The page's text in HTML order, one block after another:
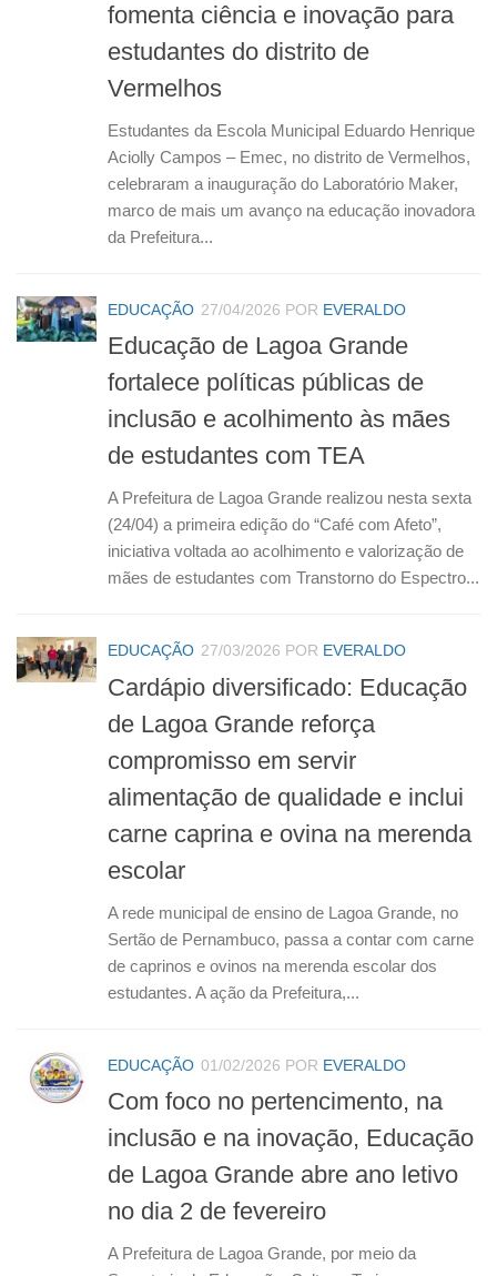
fomenta ciência e inovação para
estudantes do distrito de
Vermelhos
Estudantes da Escola Municipal Eduardo Henrique
Aciolly Campos – Emec, no distrito de Vermelhos,
celebraram a inauguração do Laboratório Maker,
marco de mais um avanço na educação inovadora
da Prefeitura...
EDUCAÇÃO 27/04/2026 POR EVERALDO
Educação de Lagoa Grande
fortalece políticas públicas de
inclusão e acolhimento às mães
de estudantes com TEA
A Prefeitura de Lagoa Grande realizou nesta sexta
(24/04) a primeira edição do “Café com Afeto”,
iniciativa voltada ao acolhimento e valorização de
mães de estudantes com Transtorno do Espectro...
EDUCAÇÃO 27/03/2026 POR EVERALDO
Cardápio diversificado: Educação
de Lagoa Grande reforça
compromisso em servir
alimentação de qualidade e inclui
carne caprina e ovina na merenda
escolar
A rede municipal de ensino de Lagoa Grande, no
Sertão de Pernambuco, passa a contar com carne
de caprinos e ovinos na merenda escolar dos
estudantes. A ação da Prefeitura,...
EDUCAÇÃO 01/02/2026 POR EVERALDO
Com foco no pertencimento, na
inclusão e na inovação, Educação
de Lagoa Grande abre ano letivo
no dia 2 de fevereiro
A Prefeitura de Lagoa Grande, por meio da